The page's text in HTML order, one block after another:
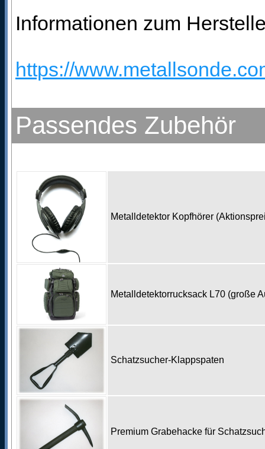
Informationen zum
https://
Passendes Zubehör
Metalldetektor Kopfhörer
Metalldetektorrucksack L70 (große
Schatzsucher-Klappspaten
Premium Grabehacke für